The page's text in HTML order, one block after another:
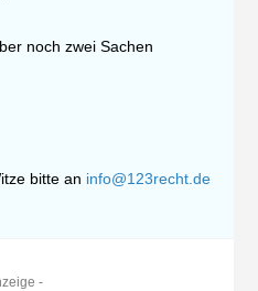
noch zwei Sachen
bitte an info@123recht.de
-